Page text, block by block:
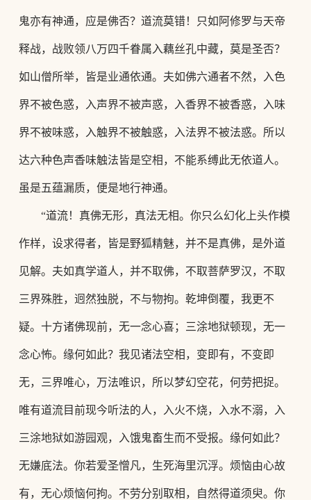
鬼亦有神通，应是佛否？道流莫错！只如阿修罗与天帝
释战，战败领八万四千眷属入藕丝孔中藏，莫是圣否？
如山僧所举，皆是业通依通。夫如佛六通者不然，入色
界不被色惑，入声界不被声惑，入香界不被香惑，入味
界不被味惑，入触界不被触惑，入法界不被法惑。所以
达六种色声香味触法皆是空相，不能系缚此无依道人。
虽是五蕴漏质，便是地行神通。
“道流！真佛无形，真法无相。你只么幻化上头作模
作样，设求得者，皆是野狐精魅，并不是真佛，是外道
见解。夫如真学道人，并不取佛，不取菩萨罗汉，不取
三界殊胜，迥然独脱，不与物拘。乾坤倒覆，我更不
疑。十方诸佛现前，无一念心喜；三涂地狱顿现，无一
念心怖。缘何如此？我见诸法空相，变即有，不变即
无，三界唯心，万法唯识，所以梦幻空花，何劳把捉。
唯有道流目前现今听法的人，入火不烧，入水不溺，入
三涂地狱如游园观，入饿鬼畜生而不受报。缘何如此？
无嫌底法。你若爱圣憎凡，生死海里沉浮。烦恼由心故
有，无心烦恼何拘。不劳分别取相，自然得道须臾。你